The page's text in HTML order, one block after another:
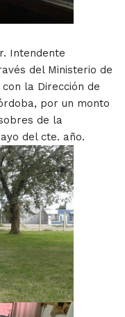
Intendente
del Ministerio de
la Dirección de
por un monto
de la
del cte. año.